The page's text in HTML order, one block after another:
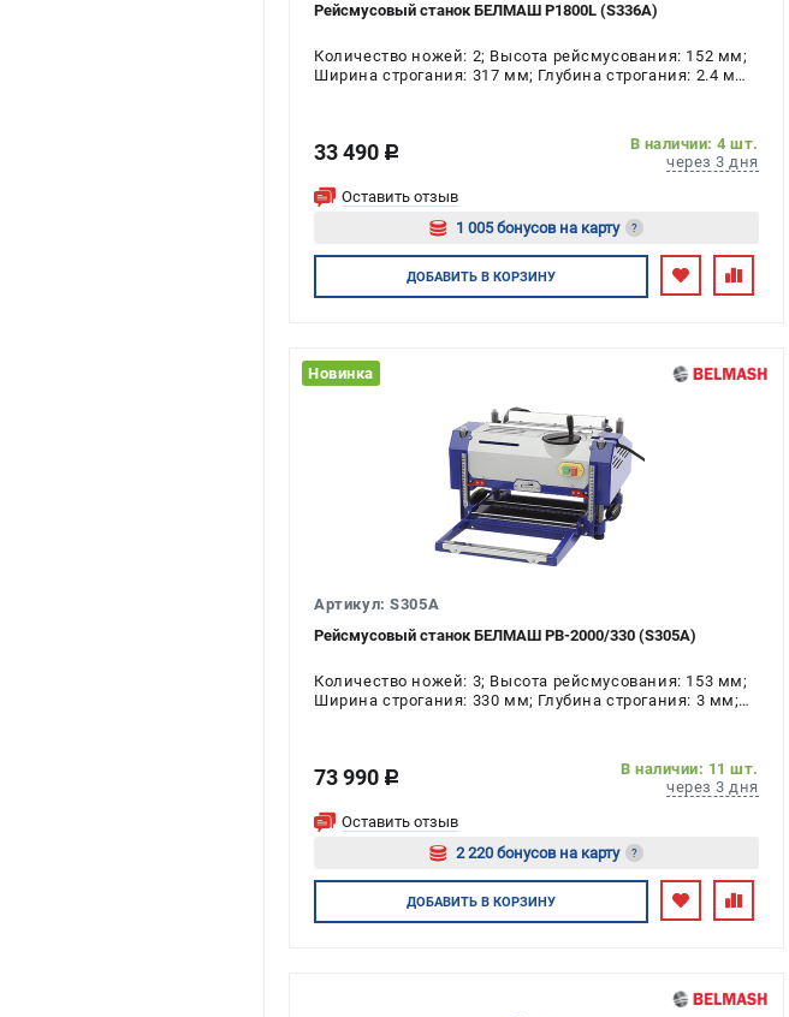
Рейсмусовый станок БЕЛМАШ P1800L (S336A)
Количество ножей: 2; Высота рейсмусования: 152 мм;
Ширина строгания: 317 мм; Глубина строгания: 2.4 мм;
33 490 c
В наличии: 4 шт.
через 3 дня
Оставить отзыв
1 005 бонусов на карту
?
Авторизуйтесь
ДОБАВИТЬВ КОРЗИНУ
Новинка
Артикул: S305A
Рейсмусовый станок БЕЛМАШ PB-2000/330 (S305A)
Количество ножей: 3; Высота рейсмусования: 153 мм;
Ширина строгания: 330 мм; Глубина строгания: 3 мм;
73 990 c
В наличии: 11 шт.
через 3 дня
Оставить отзыв
2 220 бонусов на карту
?
Авторизуйтесь
ДОБАВИТЬВ КОРЗИНУ